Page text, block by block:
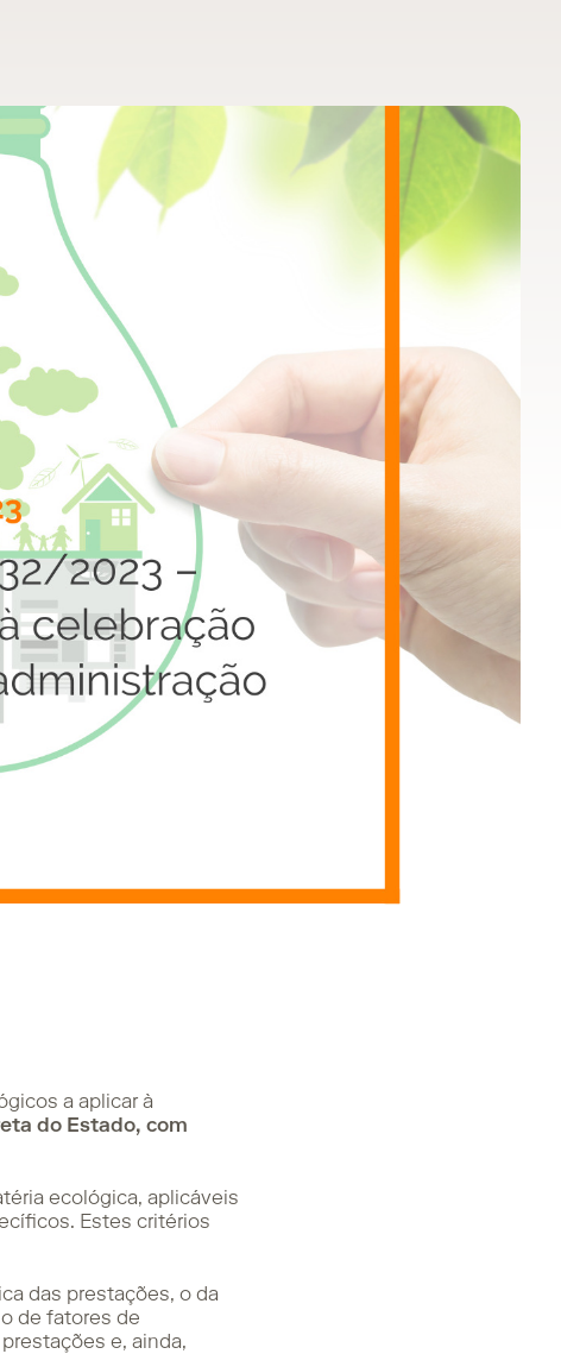
a aplicar à
do Estado, com
ecológica, aplicáveis
Estes critérios
das prestações, o da
de fatores de
e, ainda,